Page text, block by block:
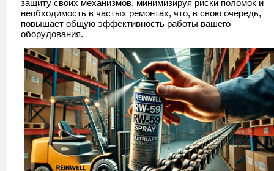
защиту своих механизмов, минимизируя риски поломок и
необходимость в частых ремонтах, что, в свою очередь,
повышает общую эффективность работы вашего
оборудования.